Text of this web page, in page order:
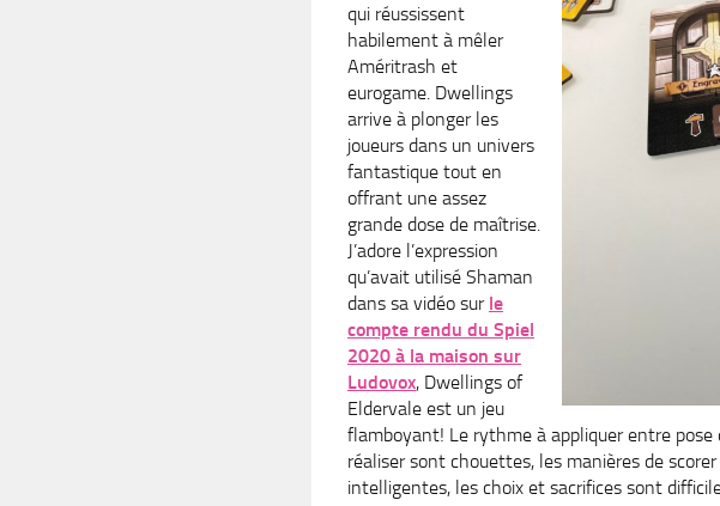
qui réussissent
habilement à mêler
Améritrash et
eurogame. Dwellings
arrive à plonger les
joueurs dans un univers
fantastique tout en
offrant une assez
grande dose de maîtrise.
J’adore l’expression
qu’avait utilisé Shaman
dans sa vidéo sur le
compte rendu du Spiel
2020 à la maison sur
Ludovox, Dwellings of
Eldervale est un jeu
flamboyant! Le rythme à appliquer entre
réaliser sont chouettes, les manières de
intelligentes, les choix et sacrifices sont